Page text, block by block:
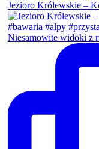
Jezioro Królewskie –
Niesamowite widoki z